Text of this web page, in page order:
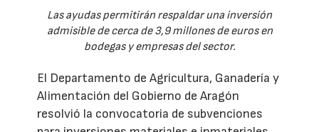
Las ayudas permitirán respaldar una inversión
admisible de cerca de 3,9 millones de euros en
bodegas y empresas del sector.
El Departamento de Agricultura, Ganadería y
Alimentación del Gobierno de Aragón
resolvió la convocatoria de subvenciones